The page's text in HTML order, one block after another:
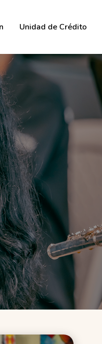
Unidad de Crédito